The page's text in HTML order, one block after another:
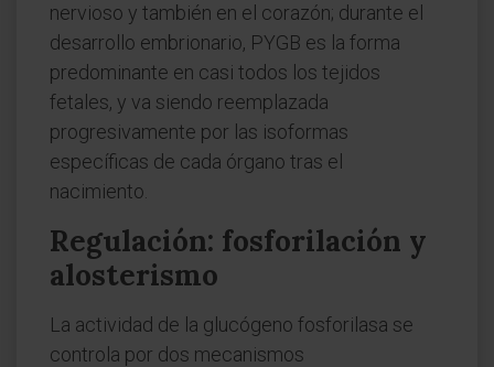
nervioso y también en el corazón; durante el
desarrollo embrionario, PYGB es la forma
predominante en casi todos los tejidos
fetales, y va siendo reemplazada
progresivamente por las isoformas
específicas de cada órgano tras el
nacimiento.
Regulación: fosforilación y
alosterismo
La actividad de la glucógeno fosforilasa se
controla por dos mecanismos